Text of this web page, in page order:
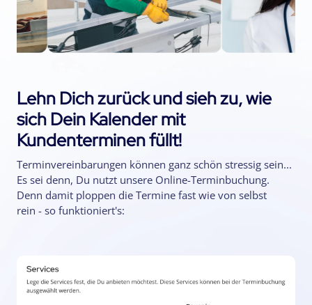
Lehn Dich zurück und sieh zu, wie
sich Dein Kalender mit
Kundenterminen füllt!
Terminvereinbarungen können ganz schön stressig sein...
Es sei denn, Du nutzt unsere Online-Terminbuchung.
Denn damit ploppen die Termine fast wie von selbst
rein - so funktioniert's: